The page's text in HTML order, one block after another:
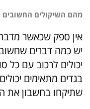
מהם השיקולים החשובים
אין ספק שכאשר
יש כמה דברים
יכולים לרכוב עם כל
בגדים מתאימים
שתיקחו בחשבון את